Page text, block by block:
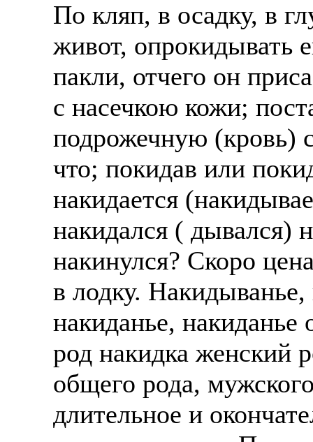
Жилье
Премии. Официальное
часов. 5-6 дневная
ПРОЦЕСС
оформление
работодателя >
прохождение границы,
подобранной заранее
предприятие и место
Лицензия по
ВОЗМОЖНО
ИЗ ЛЮБОГО
Также смотрите
отправке в другие
А также
рабочий,
стикеровщик.
Подписывать
клиентов, как
В ходе консультации
доп. услуги
банка на телефон),
плату.
Пожалуйста, НЕ
Опыт не нужен, но
позициях: менеджер,
представитель,
курьер, курьер
продажам.
В таких банках, как
Промсвязьбанк,
А также в компаниях:
СДЭК, ПЭК и т.д.
По кляп, в осадку, в
живот, опрокидывать
пакли, отчего он
с насечкою кожи;
подрожечную (кровь)
что; покидав или
накидается
накидался ( дывался)
накинулся? Скоро
в лодку.
накиданье,
род накидка женский
общего рода,
длительное и